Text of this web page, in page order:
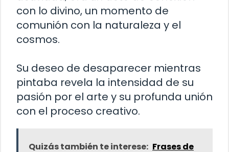
con lo divino, un momento de
comunión con la naturaleza y el
cosmos.
Su deseo de desaparecer mientras
pintaba revela la intensidad de su
pasión por el arte y su profunda unión
con el proceso creativo.
Quizás también te interese: Frases de